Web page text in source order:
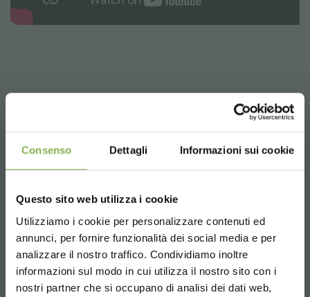
Consenso Dettagli Informazioni sui cookie
Questo sito web utilizza i cookie
Utilizziamo i cookie per personalizzare contenuti ed
annunci, per fornire funzionalità dei social media e per
analizzare il nostro traffico. Condividiamo inoltre
informazioni sul modo in cui utilizza il nostro sito con i
nostri partner che si occupano di analisi dei dati web,
1) Она сочетает в себе практичность 'датской' тележки и
красивого дисплея.
2) Чтобы ее открыть/ закрыть достаточно несколько секунд,
3) Благодаря прочным колесикам ее можно легко перемещать
как обычную датскую тележку без страха
ее повредить.
4) Позволяет использовать датские стандартные тележки и
полки. Универсальность тележки кабриолет нашла
применение в любой среде, от магазина до Садового Центра,
от Супермаркетов до экспозиции на выставках. Простота
СКАЧАТЬ
ТЕХНИЧЕСКИЙ